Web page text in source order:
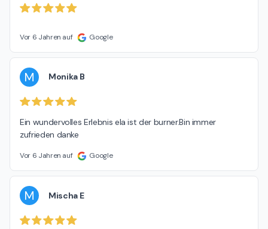
Vor 6 Jahren auf Google
M Monika B
Ein wundervolles Erlebnis ela ist der burner.Bin immer
zufrieden danke
Vor 6 Jahren auf Google
M Mischa E